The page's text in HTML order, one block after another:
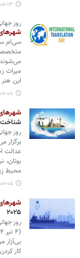
۱۴۰۴-
روز
سی‌ام
میراث
این
۱۴۰۴-
عدالت
بوتان،
محیط
۱۴۰۴-
۲۰۲۵
بی‌آزار
کار